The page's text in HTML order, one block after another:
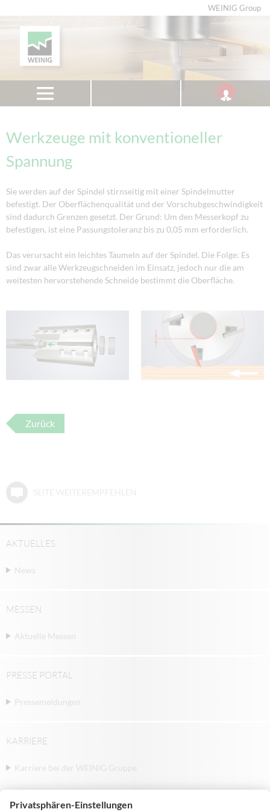
WEINIG Group
Werkzeuge mit konventioneller
Spannung
Sie werden auf der Spindel stirnseitig mit einer Spindelmutter
befestigt. Der Oberflächenqualität und der Vorschubgeschwindigkeit
sind dadurch Grenzen gesetzt. Der Grund: Um den Messerkopf zu
befestigen, ist eine Passungstoleranz bis zu 0,05 mm erforderlich.
Das verursacht ein leichtes Taumeln auf der Spindel. Die Folge: Es
sind zwar alle Werkzeugschneiden im Einsatz, jedoch nur die am
weitesten hervorstehende Schneide bestimmt die Oberfläche.
Zurück
AKTUELLES
News
MESSEN
Aktuelle Messen
PRESSE PORTAL
Pressemeldungen
KARRIERE
Karriere bei der WEINIG Gruppe